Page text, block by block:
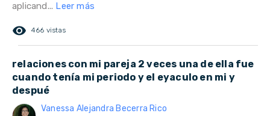
aplicand... Leer más
remove_red_eye 466 vistas
relaciones con mi pareja 2 veces una de ella fue
cuando tenía mi periodo y el eyaculo en mi y
despué
Vanessa Alejandra Becerra Rico